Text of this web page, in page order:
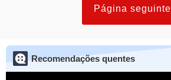
Página seguinte
Recomendações quentes